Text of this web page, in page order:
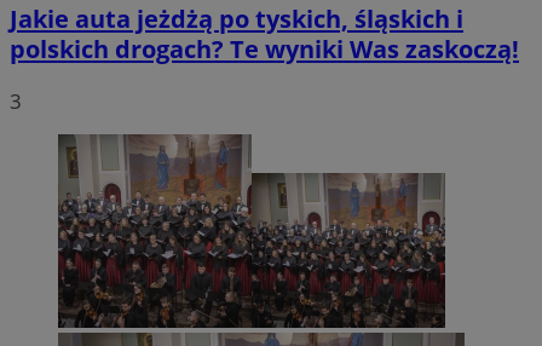
Jakie auta jeżdżą po tyskich, śląskich i
polskich drogach? Te wyniki Was zaskoczą!
3